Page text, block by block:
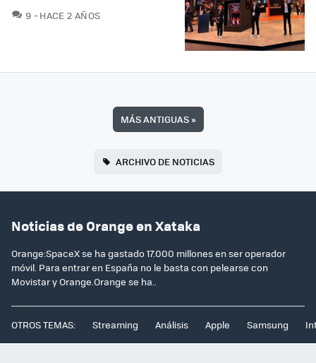
9 COMENTARIOS
HACE 2 AÑOS
MÁS ANTIGUAS»
ARCHIVO DE NOTICIAS
Noticias de Orange en Xataka
Orange:SpaceX se ha gastado 17.000 millones en ser operador
móvil. Para entrar en España no le basta con pelearse con
Movistar y Orange.Orange se ha..
OTROS TEMAS: Streaming Análisis Apple Samsung